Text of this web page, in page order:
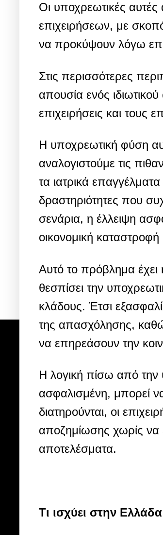
Οι υποχρεωτικές
επιχειρήσεων, με
να προκύψουν λόγω
Στις περισσότερες
απουσία ενός
επιχειρήσεις και τους
Η υποχρεωτική φύση
αναλογιστούμε τις
τα ιατρικά
δραστηριότητες που
σενάρια, η έλλειψη
οικονομική
Αυτό το πρόβλημα έχει
θεσπίσει την
κλάδους. Έτσι
της απασχόλησης,
να επηρεάσουν την
Η λογική πίσω από την
ασφαλισμένη, μπορεί
διατηρούνται, οι
αποζημίωσης χωρίς να
αποτελέσματα.
Τι ισχύει στην Ελλάδα